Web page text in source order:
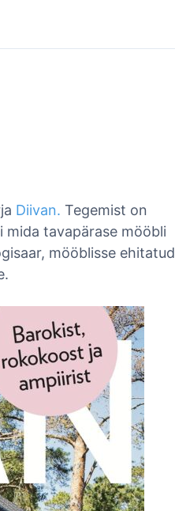
Diivan. Tegemist on
mida tavapärase mööbli
mööblisse ehitatud